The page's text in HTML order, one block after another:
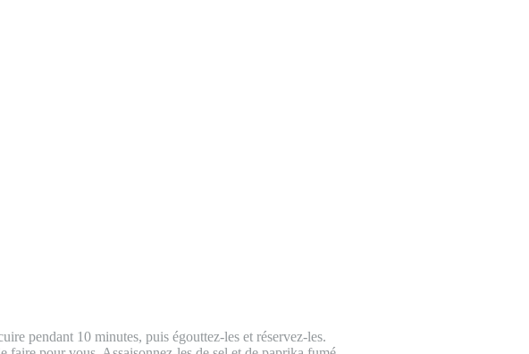
pendant 10 minutes, puis égouttez-les et réservez-les.